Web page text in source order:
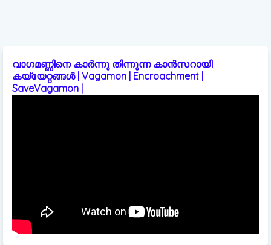
വാഗമണ്ണിനെ കാർന്നു തിന്നുന്ന കാൻസറായി
കയ്യേറ്റങ്ങൾ | Vagamon | Encroachment |
SaveVagamon |